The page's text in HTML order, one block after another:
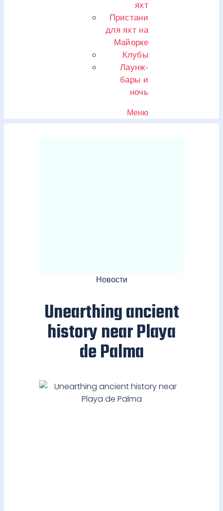
яхт
Пристани
для яхт на
Майорке
Клубы
Лаунж-
бары и
ночь
Меню
Новости
Unearthing ancient
history near Playa
de Palma